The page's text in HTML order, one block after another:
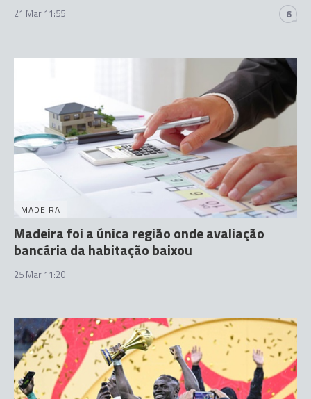
21 Mar 11:55 6
MADEIRA
Madeira foi a única região onde avaliação
bancária da habitação baixou
25 Mar 11:20